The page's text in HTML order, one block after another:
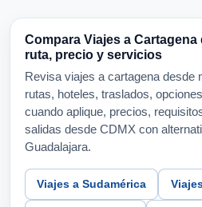
Compara Viajes a
ruta, precio y servicios
Revisa viajes a cartagena desde
rutas, hoteles, traslados,
cuando aplique, precios,
salidas desde CDMX con
Guadalajara.
Viajes a Sudamérica